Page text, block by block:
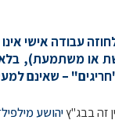
עבודה אישי
או משתמעת), בלא
– שאינם
זה בבג"ץיהושע